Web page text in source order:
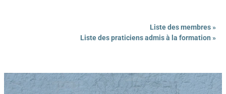
Liste des membres »
Liste des praticiens admis à la formation »